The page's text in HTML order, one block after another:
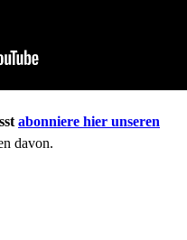
abonniere hier unseren
davon.